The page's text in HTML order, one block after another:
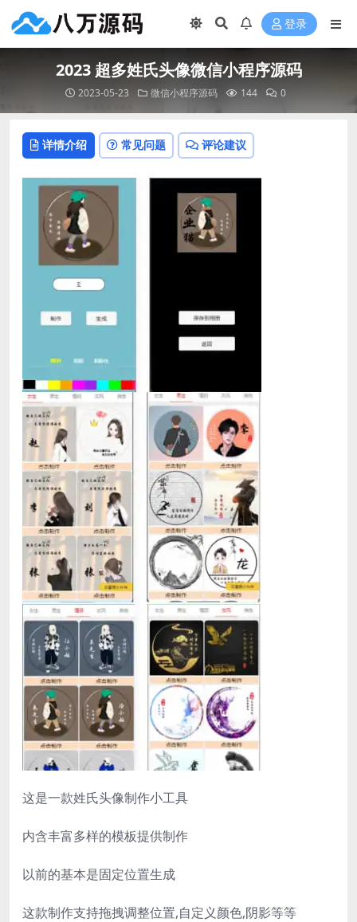
登录
2023 超多姓氏头像微信小程序源码
2023-05-23 微信小程序源码 144 0
详情介绍 常见问题 评论建议
这是一款姓氏头像制作小工具
内含丰富多样的模板提供制作
以前的基本是固定位置生成
这款制作支持拖拽调整位置,自定义颜色,阴影等等